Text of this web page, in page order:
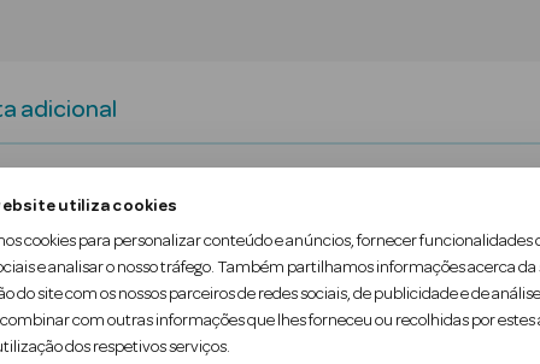
utiliza cookies
cookies para personalizar conteúdo e anúncios, fornecer funcionalidades
e analisar o nosso tráfego. Também partilhamos informações acerca da
do site com os nossos parceiros de redes sociais, de publicidade e de
com outras informações que lhes forneceu ou recolhidas por estes
dos respetivos serviços.
adicional
propriedades calmantes e hidratantes, que
em tecido é feita com um material ultrafino
intenso ao rosto e ajudando a obter uma tez